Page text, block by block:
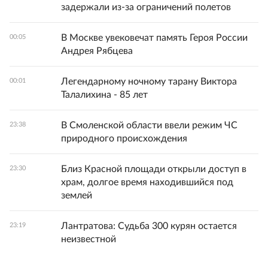
задержали из-за ограничений полетов
00:05
В Москве увековечат память Героя России
Андрея Рябцева
00:01
Легендарному ночному тарану Виктора
Талалихина - 85 лет
23:38
В Смоленской области ввели режим ЧС
природного происхождения
23:30
Близ Красной площади открыли доступ в
храм, долгое время находившийся под
землей
23:19
Лантратова: Судьба 300 курян остается
неизвестной